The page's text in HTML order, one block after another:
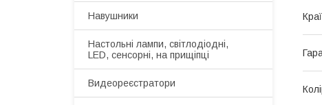
Навушники
Настольні лампи, світлодіодні,
LED, сенсорні, на прищіпці
Видеореєстратори